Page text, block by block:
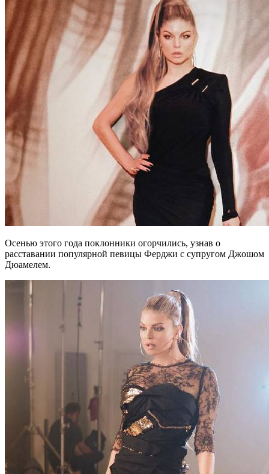
Осенью этого года поклонники огорчились, узнав о
расставании популярной певицы Ферджи с супругом Джошом
Дюамелем.